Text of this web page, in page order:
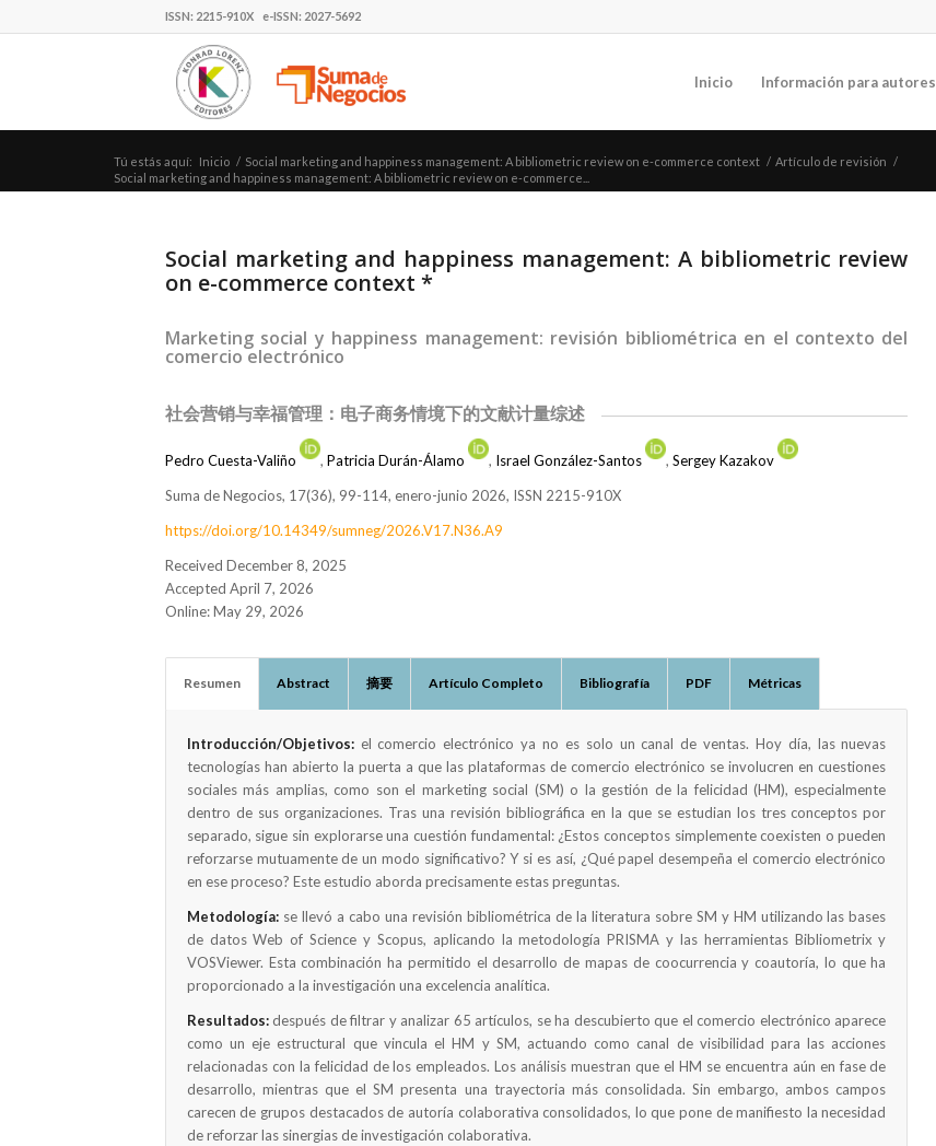
ISSN: 2215-910X e-ISSN: 2027-5692
Inicio Información para autores
Tú estás aquí: Inicio / Social marketing and happiness management: A bibliometric review on e-commerce context / Artículo de revisión /
Social marketing and happiness management: A bibliometric review on e-commerce...
Social marketing and happiness management: A bibliometric review
on e-commerce context *
Marketing social y happiness management: revisión bibliométrica en el contexto del
comercio electrónico
社会营销与幸福管理：电子商务情境下的文献计量综述
Pedro Cuesta-Valiño , Patricia Durán-Álamo , Israel González-Santos , Sergey Kazakov
Suma de Negocios, 17(36), 99-114, enero-junio 2026, ISSN 2215-910X
https://doi.org/10.14349/sumneg/2026.V17.N36.A9
Received December 8, 2025
Accepted April 7, 2026
Online: May 29, 2026
Resumen Abstract 摘要 Artículo Completo Bibliografía PDF Métricas
Introducción/Objetivos:el comercio electrónico ya no es solo un canal de ventas. Hoy día, las nuevas
tecnologías han abierto la puerta a que las plataformas de comercio electrónico se involucren en cuestiones
sociales más amplias, como son el marketing social (SM) o la gestión de la felicidad (HM), especialmente
dentro de sus organizaciones. Tras una revisión bibliográfica en la que se estudian los tres conceptos por
separado, sigue sin explorarse una cuestión fundamental: ¿Estos conceptos simplemente coexisten o pueden
reforzarse mutuamente de un modo significativo? Y si es así, ¿Qué papel desempeña el comercio electrónico
en ese proceso? Este estudio aborda precisamente estas preguntas.
Metodología:se llevó a cabo una revisión bibliométrica de la literatura sobre SM y HM utilizando las bases
de datos Web of Science y Scopus, aplicando la metodología PRISMA y las herramientas Bibliometrix y
VOSViewer. Esta combinación ha permitido el desarrollo de mapas de coocurrencia y coautoría, lo que ha
proporcionado a la investigación una excelencia analítica.
Resultados:después de filtrar y analizar 65 artículos, se ha descubierto que el comercio electrónico aparece
como un eje estructural que vincula el HM y SM, actuando como canal de visibilidad para las acciones
relacionadas con la felicidad de los empleados. Los análisis muestran que el HM se encuentra aún en fase de
desarrollo, mientras que el SM presenta una trayectoria más consolidada. Sin embargo, ambos campos
carecen de grupos destacados de autoría colaborativa consolidados, lo que pone de manifiesto la necesidad
de reforzar las sinergias de investigación colaborativa.